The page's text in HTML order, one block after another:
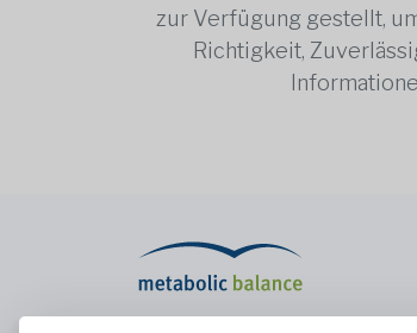
zur Verfügung gestellt,
Richtigkeit,